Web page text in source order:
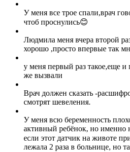
У меня все трое спали,врач
чтоб проснулись😊
Людмила меня вчера второй
хорошо ,просто впервые так
у меня первый раз такое,еще и
же вызвали
Врач должен сказать -
смотрят шевеления.
У меня всю беременность
активный ребёнок, но именно
если этот датчик на животе
лежала 2 раза в больнице, но